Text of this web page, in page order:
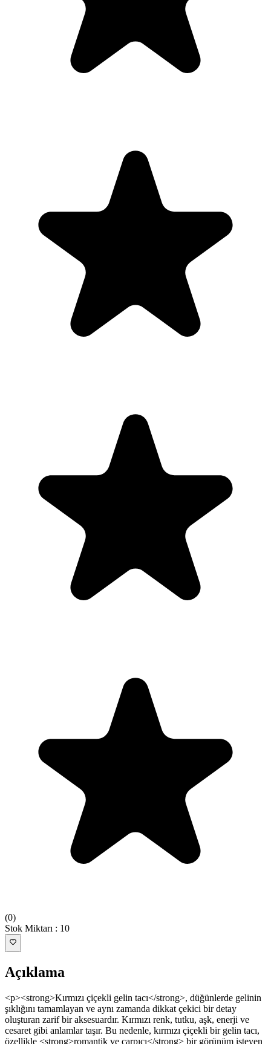
(0)
Stok Miktarı : 10
Açıklama
<p><strong>Kırmızı çiçekli gelin tacı</strong>, düğünlerde gelinin
şıklığını tamamlayan ve aynı zamanda dikkat çekici bir detay
oluşturan zarif bir aksesuardır. Kırmızı renk, tutku, aşk, enerji ve
cesaret gibi anlamlar taşır. Bu nedenle, kırmızı çiçekli bir gelin tacı,
özellikle <strong>romantik ve çarpıcı</strong> bir görünüm isteyen